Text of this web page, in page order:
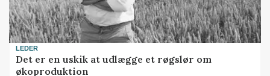
LEDER
Det er en uskik at udlægge et røgslør om
økoproduktion